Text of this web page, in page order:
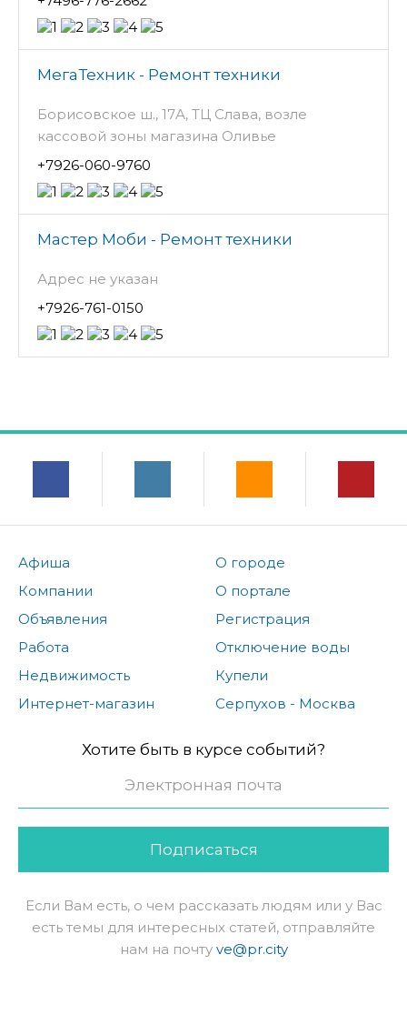
МегаТехник - Ремонт техники
Борисовское ш., 17А, ТЦ Слава, возле
кассовой зоны магазина Оливье
+7926-060-9760
Мастер Моби - Ремонт техники
Адрес не указан
+7926-761-0150
Афиша
Компании
Объявления
Работа
Недвижимость
Интернет-магазин
О городе
О портале
Регистрация
Отключение воды
Купели
Серпухов - Москва
Хотите быть в курсе событий?
Подписаться
Если Вам есть, о чем рассказать людям или у Вас
есть темы для интересных статей, отправляйте
нам на почту ve@pr.city